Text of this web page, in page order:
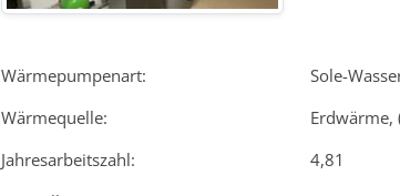
Wärmepumpenart:
Sole-
Wärmequelle:
Erdwärme,
Jahresarbeitszahl:
4,81